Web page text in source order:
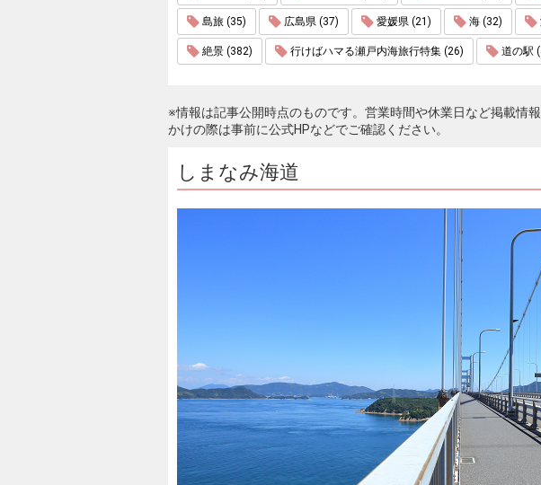
島旅 (35) 広島県 (37) 愛媛県 (21) 海 (32)
絶景 (382) 行けばハマる瀬戸内海旅行特集 (26) 道の駅
※情報は記事公開時点のものです。営業時間や休業日など掲載情
かけの際は事前に公式HPなどでご確認ください。
しまなみ海道